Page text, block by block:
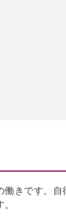
働きです。自